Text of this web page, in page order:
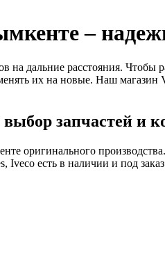
–
дальние расстояния.
их на новые. Наш магазин
запчастей и
оригинального
есть в наличии и под